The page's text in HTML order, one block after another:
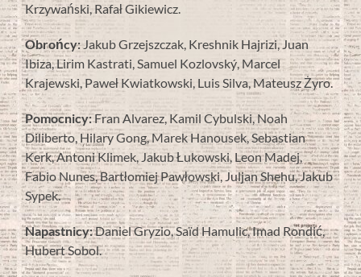
Krzywański, Rafał Gikiewicz.
Obrońcy:Jakub Grzejszczak, Kreshnik Hajrizi, Juan
Ibiza, Lirim Kastrati, Samuel Kozlovský, Marcel
Krajewski, Paweł Kwiatkowski, Luis Silva, Mateusz Żyro.
Pomocnicy:Fran Alvarez, Kamil Cybulski, Noah
Diliberto, Hilary Gong, Marek Hanousek, Sebastian
Kerk, Antoni Klimek, Jakub Łukowski, Leon Madej,
Fabio Nunes, Bartłomiej Pawłowski, Juljan Shehu, Jakub
Sypek.
Napastnicy:Daniel Gryzio, Saïd Hamulic, Imad Rondić,
Hubert Sobol.